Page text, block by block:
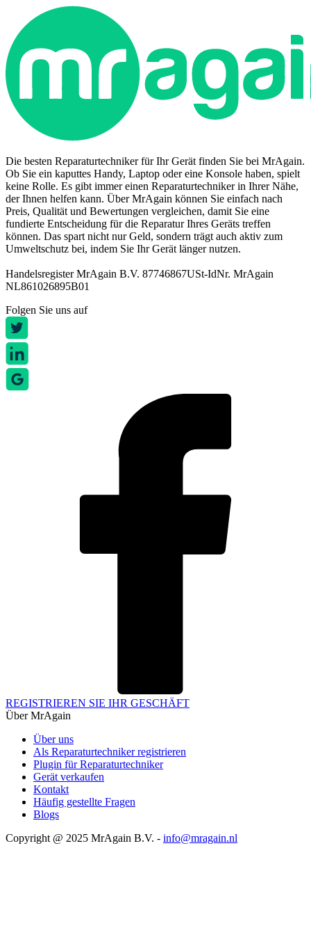
Die besten Reparaturtechniker für Ihr Gerät finden Sie bei MrAgain.
Ob Sie ein kaputtes Handy, Laptop oder eine Konsole haben, spielt
keine Rolle. Es gibt immer einen Reparaturtechniker in Ihrer Nähe,
der Ihnen helfen kann. Über MrAgain können Sie einfach nach
Preis, Qualität und Bewertungen vergleichen, damit Sie eine
fundierte Entscheidung für die Reparatur Ihres Geräts treffen
können. Das spart nicht nur Geld, sondern trägt auch aktiv zum
Umweltschutz bei, indem Sie Ihr Gerät länger nutzen.
Handelsregister MrAgain B.V. 87746867USt-IdNr. MrAgain
NL861026895B01
Folgen Sie uns auf
REGISTRIEREN SIE IHR GESCHÄFT
Über MrAgain
Über uns
Als Reparaturtechniker registrieren
Plugin für Reparaturtechniker
Gerät verkaufen
Kontakt
Häufig gestellte Fragen
Blogs
Copyright @ 2025 MrAgain B.V. - info@mragain.nl